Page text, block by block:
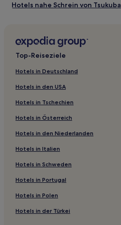
Hotels nahe Schrein von Tsukuba
Yachiyo Hotels
Hotels nahe Bahnhof Mito
Hotels nahe Ushiku Daibutsu
Ibaraki: Hotels
Tsukuba Hotels
Hotels nahe Kodokan
Inashiki Bezirk: Hotels
Hotels nahe Strand Hiraiso
Hotels nahe Bahnhof Katsuta
Yuki Hotels
Top-Reiseziele
Hotels in Deutschland
Hotels in den USA
Hotels in Tschechien
Hotels in Österreich
Hotels in den Niederlanden
Hotels in Italien
Hotels in Schweden
Hotels in Portugal
Hotels in Polen
Hotels in der Türkei